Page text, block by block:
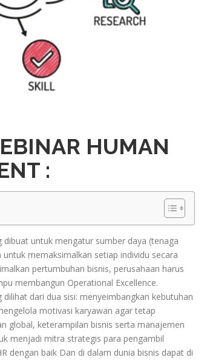
HUMAN
:
untuk mengatur sumber daya (tenaga
memaksimalkan setiap individu secara
pertumbuhan bisnis, perusahaan harus
membangun Operational Excellence.
dari dua sisi: menyeimbangkan kebutuhan
motivasi karyawan agar tetap
global, keterampilan bisnis serta manajemen
menjadi mitra strategis para pengambil
dengan baik Dan di dalam dunia bisnis dapat di